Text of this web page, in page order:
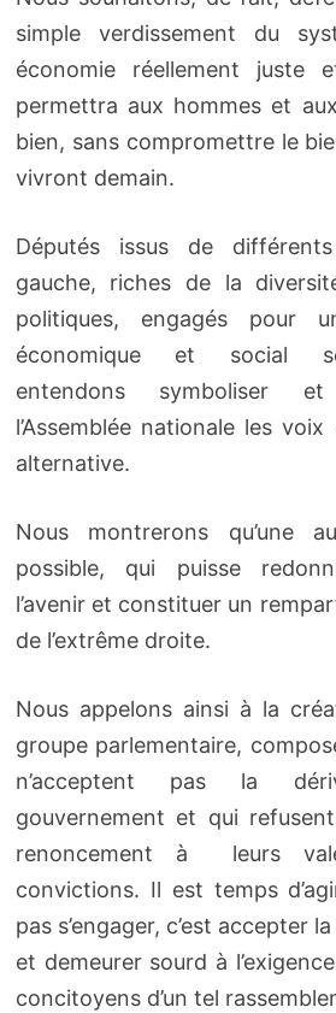
simple verdissement du
économie réellement juste
permettra aux hommes et
bien, sans compromettre le
vivront demain.
Députés issus de
gauche, riches de la
politiques, engagés pour
économique et social
entendons symboliser
l’Assemblée nationale les
alternative.
Nous montrerons qu’une
possible, qui puisse
l’avenir et constituer un
de l’extrême droite.
Nous appelons ainsi à la
groupe parlementaire,
n’acceptent pas la
gouvernement et qui
renoncement à leurs
convictions. Il est temps
pas s’engager, c’est accepter
et demeurer sourd à
concitoyens d’un tel